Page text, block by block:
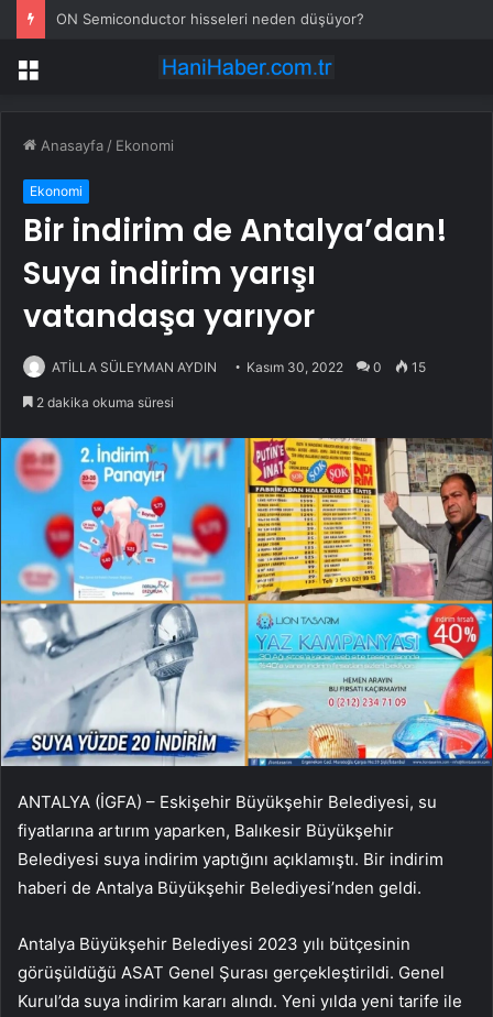
ON Semiconductor hisseleri neden düşüyor?
Menü
Anasayfa / Ekonomi
Ekonomi
Bir indirim de Antalya’dan!
Suya indirim yarışı
vatandaşa yarıyor
ATİLLA SÜLEYMAN AYDIN Kasım 30, 2022 0 15
2 dakika okuma süresi
ANTALYA (İGFA) – Eskişehir Büyükşehir Belediyesi, su
fiyatlarına artırım yaparken, Balıkesir Büyükşehir
Belediyesi suya indirim yaptığını açıklamıştı. Bir indirim
haberi de Antalya Büyükşehir Belediyesi’nden geldi.
Antalya Büyükşehir Belediyesi 2023 yılı bütçesinin
görüşüldüğü ASAT Genel Şurası gerçekleştirildi. Genel
Kurul’da suya indirim kararı alındı. Yeni yılda yeni tarife ile